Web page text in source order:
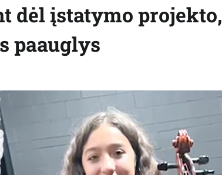
dėl ​​įstatymo projekto,
paauglys